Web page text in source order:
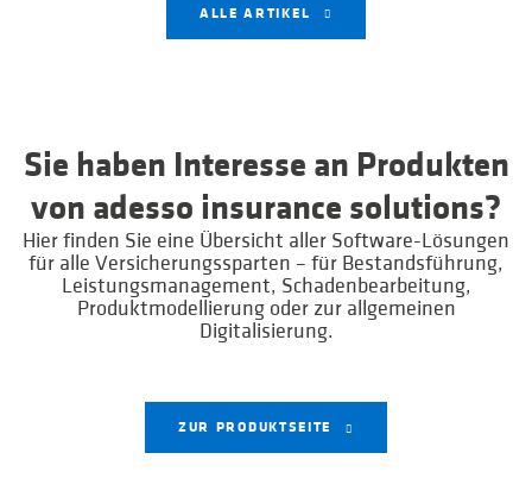
ALLE ARTIKEL
Sie haben Interesse an Produkten
von adesso insurance solutions?
Hier finden Sie eine Übersicht aller Software-Lösungen
für alle Versicherungssparten – für Bestandsführung,
Leistungsmanagement, Schadenbearbeitung,
Produktmodellierung oder zur allgemeinen
Digitalisierung.
ZUR PRODUKTSEITE